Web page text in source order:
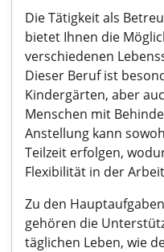
Die Tätigkeit als
bietet Ihnen die
verschiedenen
Dieser Beruf ist
Kindergärten, aber
Menschen mit
Anstellung kann
Teilzeit erfolgen,
Flexibilität in der
Zu den
gehören die
täglichen Leben, wie